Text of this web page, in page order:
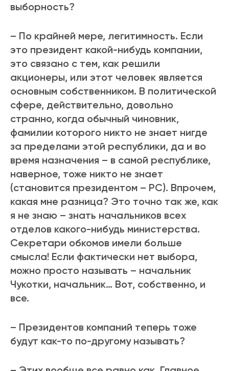
выборность?
– По крайней мере, легитимность. Если
это президент какой-нибудь компании,
это связано с тем, как решили
акционеры, или этот человек является
основным собственником. В политической
сфере, действительно, довольно
странно, когда обычный чиновник,
фамилии которого никто не знает нигде
за пределами этой республики, да и во
время назначения – в самой республике,
наверное, тоже никто не знает
(становится президентом – РС). Впрочем,
какая мне разница? Это точно так же, как
я не знаю – знать начальников всех
отделов какого-нибудь министерства.
Секретари обкомов имели больше
смысла! Если фактически нет выбора,
можно просто называть – начальник
Чукотки, начальник… Вот, собственно, и
все.
– Президентов компаний теперь тоже
будут как-то по-другому называть?